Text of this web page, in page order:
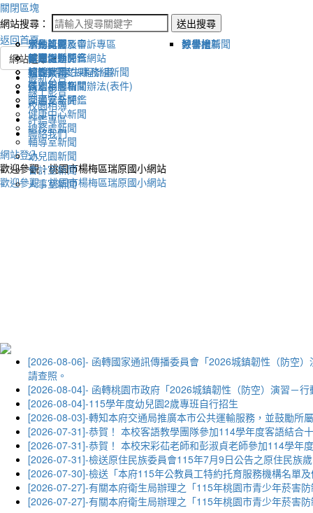
關閉區塊
網站搜尋：
送出搜尋
返回首頁
網站選單
最新公告
宣傳新聞
榮譽榜
教導處新聞
教學組新聞
輔導室-學生事務組新聞
研習相關新聞
圖書室新聞
健康中心新聞
總務處新聞
輔導室新聞
幼兒園新聞
會計室新聞
人事室新聞
線上影音
活動比賽影音
新聞報導影音
校園影音
好書推薦
各處室影音
校園相簿
活動剪影
體育活動
適性社團
評鑑專區
學生獎懲及申訴專區
健康促進評鑑網站
115學年度課程計畫
性別平等相關辦法(表件)
交通安全評鑑
聯絡我們
網站登入
歡迎參觀：桃園市楊梅區瑞原國小網站
歡迎參觀：桃園市楊梅區瑞原國小網站
[2026-08-06]- 函轉國家通訊傳播委員會「2026城鎮韌性（防空
請查照。
[2026-08-04]- 函轉桃園市政府「2026城鎮韌性（防空）演習－
[2026-08-04]-115學年度幼兒園2歲專班自行招生
[2026-08-03]-轉知本府交通局推廣本市公共運輸服務，並鼓勵所
[2026-07-31]-恭賀！ 本校客語教學團隊參加114學年度客語結合
[2026-07-31]-恭賀！ 本校宋彩苮老師和彭淑貞老師參加114學年
[2026-07-31]-檢送原住民族委員會115年7月9日公告之原住民族
[2026-07-30]-檢送「本府115年公教員工特約托育服務機構名單
[2026-07-27]-有關本府衛生局辦理之「115年桃園市青少年菸害
[2026-07-27]-有關本府衛生局辦理之「115年桃園市青少年菸害